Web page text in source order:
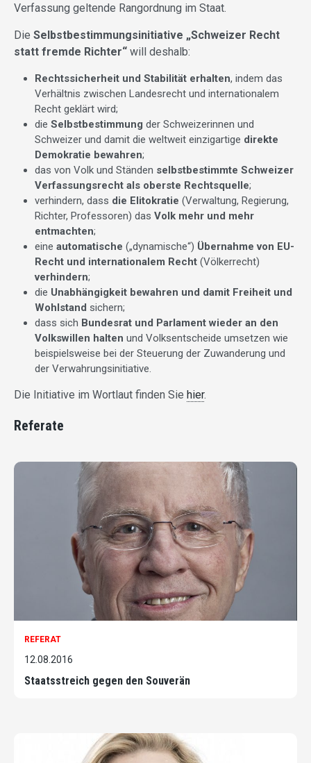
Verfassung geltende Rangordnung im Staat.
Die Selbstbestimmungsinitiative „Schweizer Recht
statt fremde Richter“ will deshalb:
Rechtssicherheit und Stabilität erhalten, indem das
Verhältnis zwischen Landesrecht und internationalem
Recht geklärt wird;
die Selbstbestimmung der Schweizerinnen und
Schweizer und damit die weltweit einzigartige direkte
Demokratie bewahren;
das von Volk und Ständen selbstbestimmte Schweizer
Verfassungsrecht als oberste Rechtsquelle;
verhindern, dass die Elitokratie (Verwaltung, Regierung,
Richter, Professoren) das Volk mehr und mehr
entmachten;
eine automatische („dynamische“) Übernahme von EU-
Recht und internationalem Recht (Völkerrecht)
verhindern;
die Unabhängigkeit bewahren und damit Freiheit und
Wohlstand sichern;
dass sich Bundesrat und Parlament wieder an den
Volkswillen halten und Volksentscheide umsetzen wie
beispielsweise bei der Steuerung der Zuwanderung und
der Verwahrungsinitiative.
Die Initiative im Wortlaut finden Sie hier.
Referate
REFERAT
12.08.2016
Staatsstreich gegen den Souverän